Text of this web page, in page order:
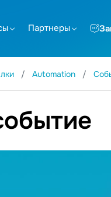
Партнеры
Automation